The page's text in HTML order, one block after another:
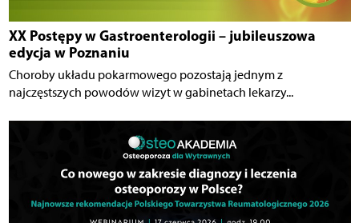
XX Postępy w Gastroenterologii – jubileuszowa
edycja w Poznaniu
Choroby układu pokarmowego pozostają jednym z
najczęstszych powodów wizyt w gabinetach lekarzy...